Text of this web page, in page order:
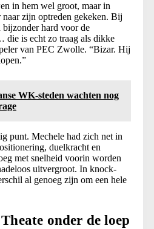
in hem wel groot, maar in
zijn optreden gekeken. Bij
hard voor de
die is echt zo traag als dikke
van PEC Zwolle. “Bizar. Hij
WK-steden wachten nog
punt. Mechele had zich net in
duelkracht en
met snelheid voorin worden
uitvergroot. In knock-
al genoeg zijn om een hele
onder de loep